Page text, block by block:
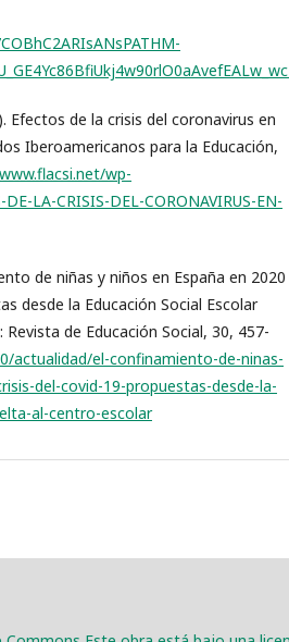
Efectos de la crisis del coronavirus en
Iberoamericanos para la Educación,
wp-
LA-CRISIS-DEL-CORONAVIRUS-EN-
de niñas y niños en España en 2020
desde la Educación Social Escolar
de Educación Social, 30, 457-
actualidad/el-confinamiento-de-ninas-
del-covid-19-propuestas-desde-la-
al-centro-escolar